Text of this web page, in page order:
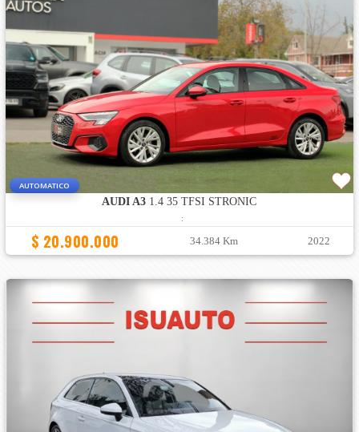
AUTOMATICO
AUDI A3 1.4 35 TFSI STRONIC
:
$ 20.900.000 34.384 Km 2022